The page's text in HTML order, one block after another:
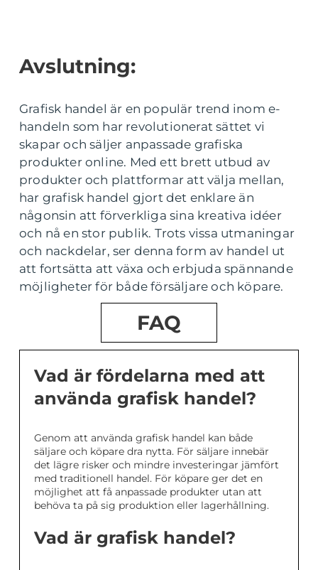
Avslutning:
Grafisk handel är en populär trend inom e-
handeln som har revolutionerat sättet vi
skapar och säljer anpassade grafiska
produkter online. Med ett brett utbud av
produkter och plattformar att välja mellan,
har grafisk handel gjort det enklare än
någonsin att förverkliga sina kreativa idéer
och nå en stor publik. Trots vissa utmaningar
och nackdelar, ser denna form av handel ut
att fortsätta att växa och erbjuda spännande
möjligheter för både försäljare och köpare.
FAQ
Vad är fördelarna med att
använda grafisk handel?
Genom att använda grafisk handel kan både
säljare och köpare dra nytta. För säljare innebär
det lägre risker och mindre investeringar jämfört
med traditionell handel. För köpare ger det en
möjlighet att få anpassade produkter utan att
behöva ta på sig produktion eller lagerhållning.
Vad är grafisk handel?